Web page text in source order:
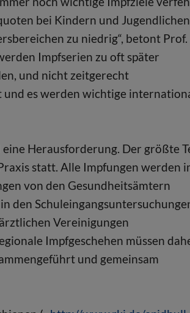
bei Kindern und
zu niedrig“, betont Prof.
Impfserien zu oft später
und nicht zeitgerecht
und es werden wichtige
Herausforderung. Der größte
statt. Alle Impfungen werden
von den Gesundheitsämtern
den
Vereinigungen
Impfgeschehen müssen
und gemeinsam